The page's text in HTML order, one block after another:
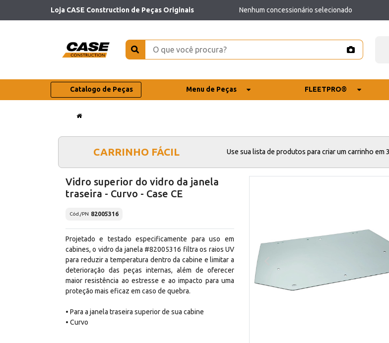
Loja CASE Construction de Peças Originais Nenhum concessionário selecionado
Catalogo de Peças Menu de Peças FLEETPRO®
CARRINHO FÁCIL Use sua lista de produtos para criar um carrinho em
Vidro superior do vidro da janela
traseira - Curvo - Case CE
Cód./PN 82005316
Projetado e testado especificamente para uso em
cabines, o vidro da janela #82005316 filtra os raios UV
para reduzir a temperatura dentro da cabine e limitar a
deterioração das peças internas, além de oferecer
maior resistência ao estresse e ao impacto para uma
proteção mais eficaz em caso de quebra.
• Para a janela traseira superior de sua cabine
• Curvo